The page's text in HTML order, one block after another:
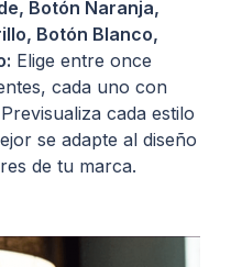
Botón Naranja,
Botón Blanco,
Elige entre once
cada uno con
cada estilo
se adapte al diseño
de tu marca.